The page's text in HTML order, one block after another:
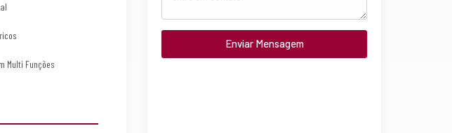
Multi Funções
Enviar Mensagem